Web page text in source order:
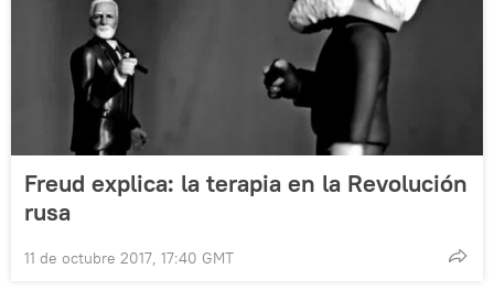
Freud explica: la terapia en la Revolución
rusa
11 de octubre 2017, 17:40 GMT